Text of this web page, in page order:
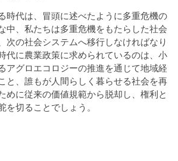
時代は、冒頭に述べたように多重危機の
中、私たちは多重危機をもたらした社会
次の社会システムへ移行しなければなり
代に農業政策に求められているのは、小
アグロエコロジーの推進を通じて地域経
と、誰もが人間らしく暮らせる社会を再
めに従来の価値規範から脱却し、権利と
を切ることでしょう。